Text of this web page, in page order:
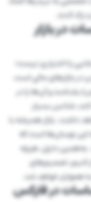
درک کنند.
در بازار
یا اختیاری نیست؛
بازارهای مالی است.
بشناسد و آن‌ها را در
شانس بسیار
داشت. بازار همیشه با
این نوسان‌ها است که
به‌همین دلیل، هرچه
کنیم، تصمیم‌های
خواهد شد.
در فارکس